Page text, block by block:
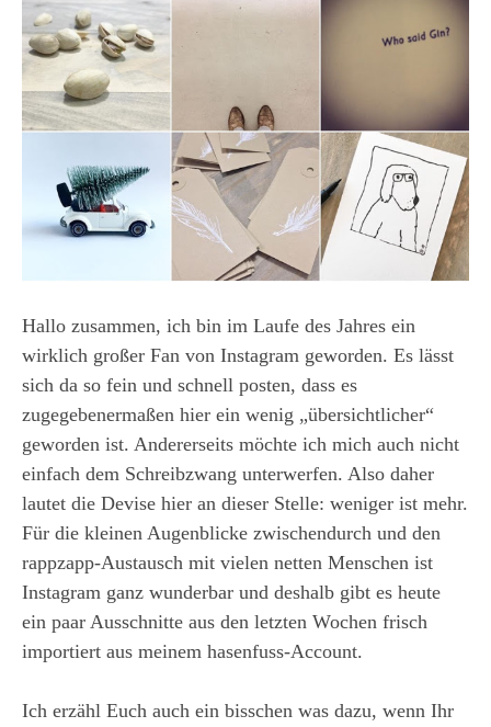
Hallo zusammen, ich bin im Laufe des Jahres ein
wirklich großer Fan von Instagram geworden. Es lässt
sich da so fein und schnell posten, dass es
zugegebenermaßen hier ein wenig „übersichtlicher“
geworden ist. Andererseits möchte ich mich auch nicht
einfach dem Schreibzwang unterwerfen. Also daher
lautet die Devise hier an dieser Stelle: weniger ist mehr.
Für die kleinen Augenblicke zwischendurch und den
rappzapp-Austausch mit vielen netten Menschen ist
Instagram ganz wunderbar und deshalb gibt es heute
ein paar Ausschnitte aus den letzten Wochen frisch
importiert aus meinem hasenfuss-Account.
Ich erzähl Euch auch ein bisschen was dazu, wenn Ihr